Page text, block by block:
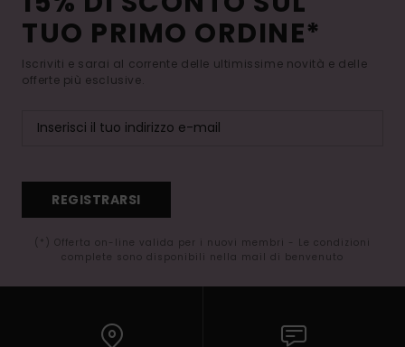
TUO PRIMO ORDINE*
Iscriviti e sarai al corrente delle ultimissime novità e delle
offerte più esclusive.
REGISTRARSI
(*) Offerta on-line valida per i nuovi membri - Le condizioni
complete sono disponibili nella mail di benvenuto